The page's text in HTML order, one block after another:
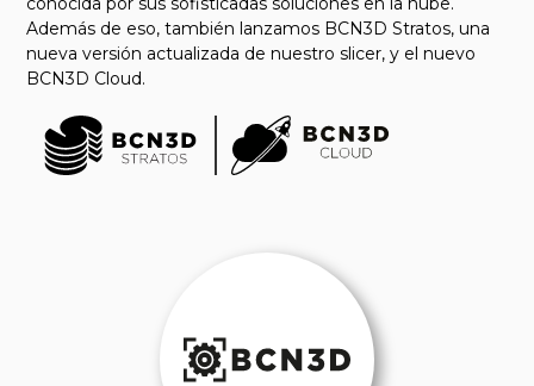
Además de eso, también lanzamos BCN3D Stratos, una
nueva versión actualizada de nuestro slicer, y el nuevo
BCN3D Cloud.